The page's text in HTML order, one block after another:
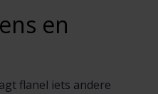
en
flanel iets andere